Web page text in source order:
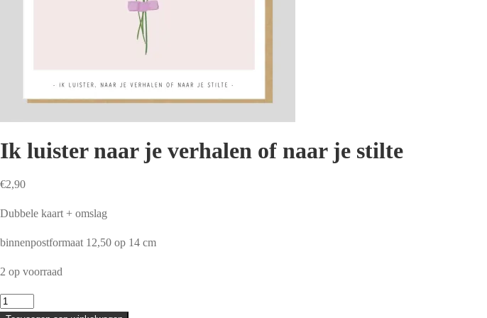
Ik luister naar je verhalen of naar je stilte
€2,90
Dubbele kaart + omslag
binnenpostformaat 12,50 op 14 cm
2 op voorraad
Ik